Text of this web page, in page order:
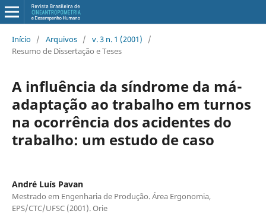
Início / Arquivos / v. 3 n. 1 (2001)
/
Resumo de Dissertação e Teses
A influência da síndrome da má-
adaptação ao trabalho em turnos
na ocorrência dos acidentes do
trabalho: um estudo de caso
André Luís Pavan
Mestrado em Engenharia de Produção. Área Ergonomia,
EPS/CTC/UFSC (2001). Orie